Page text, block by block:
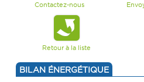
Contactez-nous
Retour à la liste
BILAN ÉNERGÉTIQUE